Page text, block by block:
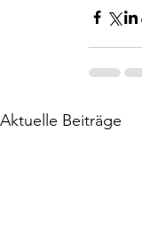
Aktuelle Beiträge